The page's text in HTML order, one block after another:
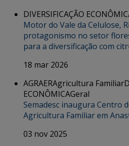
DIVERSIFICAÇÃO
Motor do Vale da Celulose,
protagonismo no setor
para a diversificação com
18 mar 2026
AGRAERAgricultura Familiar
ECONÔMICAGeral
Semadesc inaugura Centro
Agricultura Familiar em
03 nov 2025